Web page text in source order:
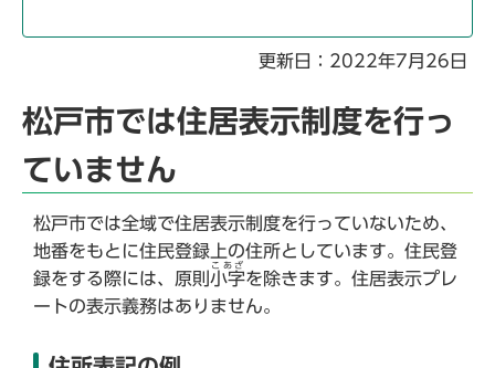
更新日：2022年7月26日
松戸市では住居表示制度を行っ
ていません
松戸市では全域で住居表示制度を行っていないため、
地番をもとに住民登録上の住所としています。住民登
録をする際には、原則 小字
こあざ
を除きます。住居表示プレ
ートの表示義務はありません。